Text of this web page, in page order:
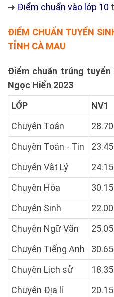
➜ Điểm chuẩn vào lớp 10
ĐIỂM CHUẨN TUYỂN
TỈNH CÀ MAU
Điểm chuẩn trúng tuyển
Ngọc Hiển 2023
LỚP
NV1
Chuyên Toán
28.70
Chuyên Toán - Tin
23.45
Chuyên Vật Lý
24.15
Chuyên Hóa
30.15
Chuyên Sinh
22.00
Chuyên Ngữ Văn
25.05
Chuyên Tiếng Anh
30.65
Chuyên Lịch sử
18.35
Chuyên Địa lí
20.15